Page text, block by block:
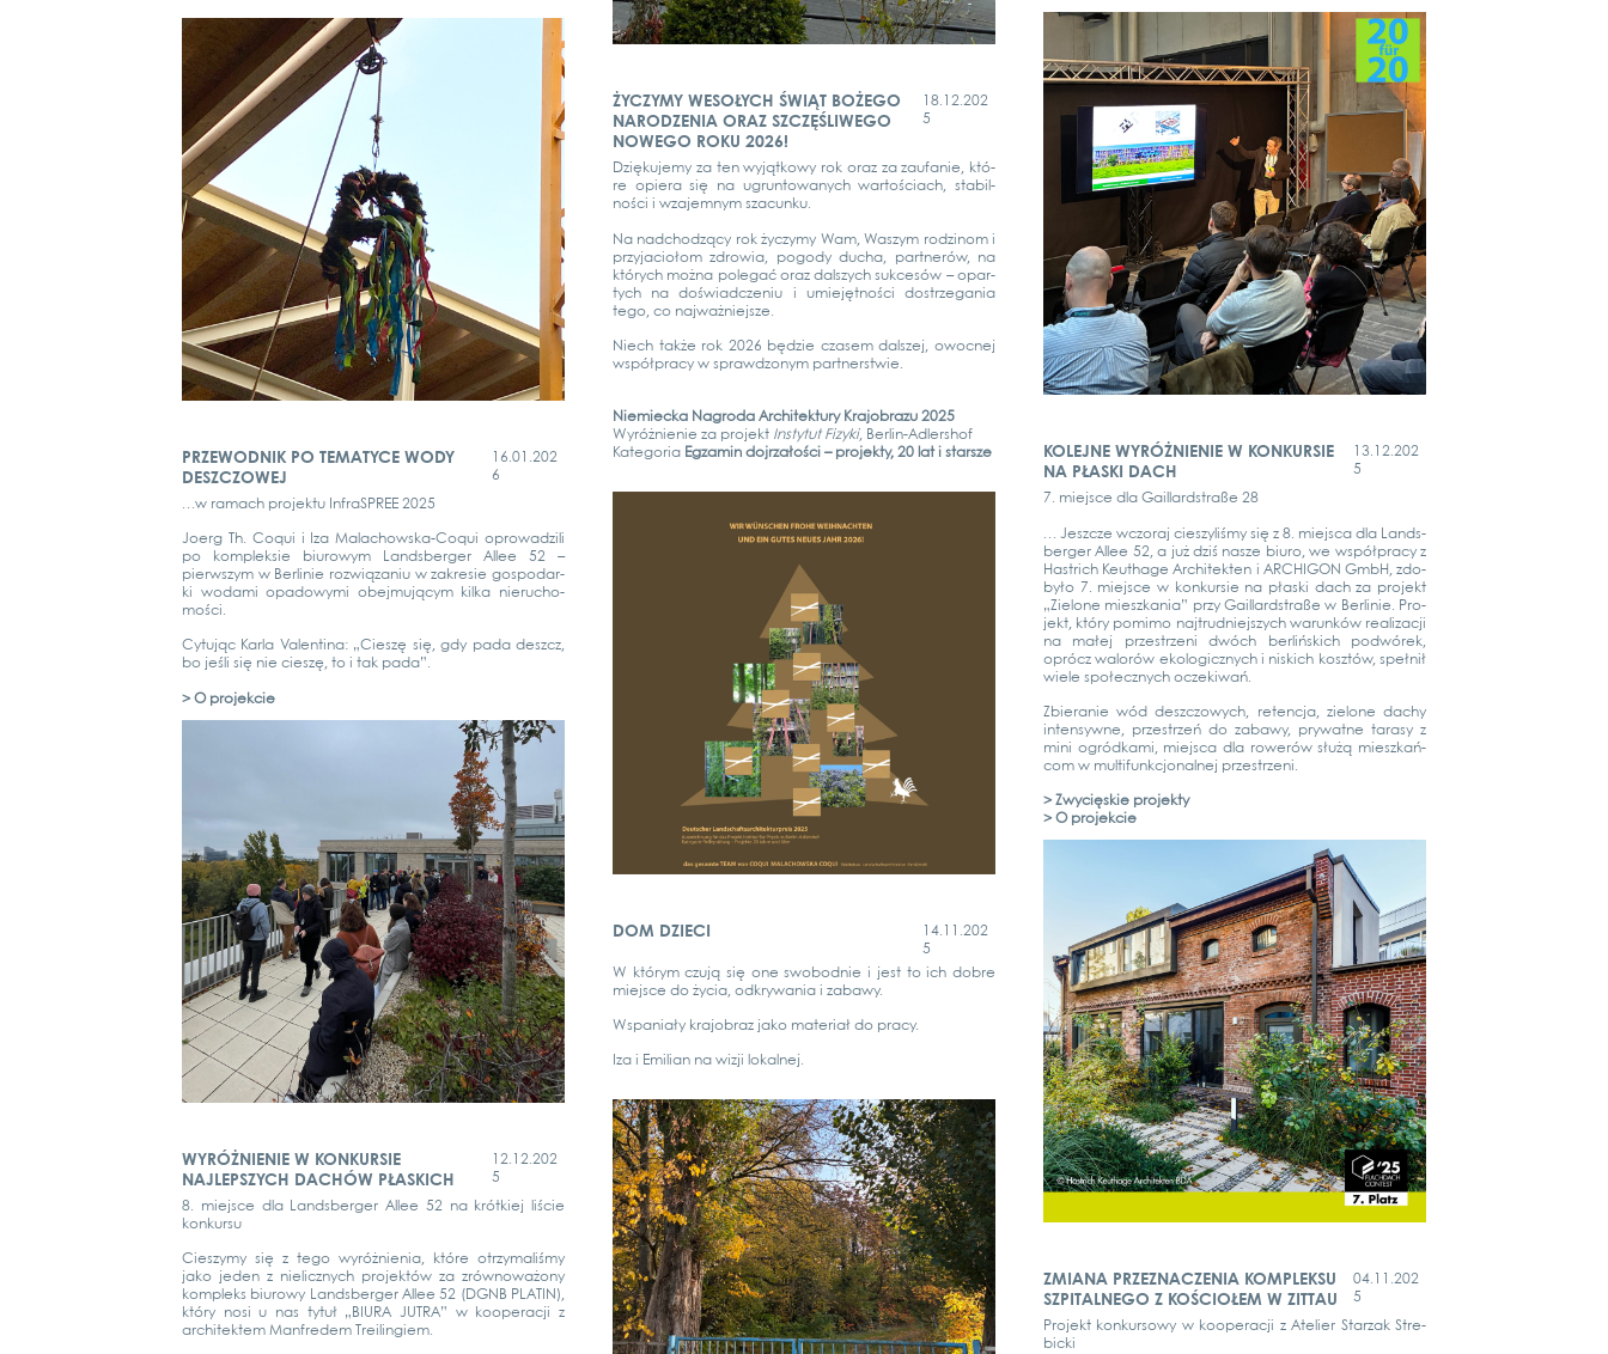
PRZEWODNIK PO TEMATYCE WODY
DESZCZOWEJ
16.01.202
6
…w ramach pro­jektu InfraSPREE 2025
Joerg Th. Coqui i Iza Malachow­s­­ka-Coqui opro­wad­zi­li
po kom­pl­ek­sie biuro­wym Lands­ber­ger Allee 52 –
pierws­zym w Ber­li­nie roz­wią­za­niu w zak­re­sie gos­po­dar­
ki woda­mi opa­do­wy­mi obej­mu­ją­cym kil­ka nie­rucho­
mości.
Cytu­jąc Kar­la Valen­ti­na: „Cies­zę się, gdy pada deszcz,
bo jeś­li się nie cies­zę, to i tak pada”.
> O pro­jek­cie
ŻYCZYMY WESOŁYCH ŚWIĄT BOŻEGO
NARODZENIA ORAZ SZCZĘŚLIWEGO
NOWEGO ROKU 2026!
18.12.202
5
Dzię­ku­je­my za ten wyjąt­ko­wy rok oraz za zaufanie, któ­
re opie­ra się na ugrun­to­wanych war­tościach, sta­bil­
ności i wza­jem­nym sza­cun­ku.
Na nad­chod­zą­cy rok życ­zy­my Wam, Was­zym rod­zi­nom i
przy­ja­ciołom zdro­wia, pogo­dy ducha, part­nerów, na
których moż­na pole­gać oraz dals­zych suk­cesów – opar­
tych na doś­wiad­c­ze­niu i umie­jęt­ności dostrz­e­ga­nia
tego, co naj­waż­nie­js­ze.
Niech także rok 2026 będ­zie cza­sem dals­zej, owo­c­nej
współpra­cy w sprawd­zonym part­nerst­wie.
Nie­mie­cka Nagro­da Archi­tek­tu­ry Kra­jobra­zu 2025
Wyróż­ni­e­nie za pro­jekt Ins­ty­tut Fizy­ki, Ber­­lin-Adler­s­hof
Kate­go­ria Egza­min dojr­załości – pro­jek­ty, 20 lat i star­s­ze
KOLEJNE WYRÓŻNIENIE W KONKURSIE
NA PŁASKI DACH
13.12.202
5
7. mie­j­s­ce dla Gail­lard­stra­ße 28
… Jeszc­ze wcz­o­raj cies­zy­liś­my się z 8. mie­j­s­ca dla Lands­
ber­ger Allee 52, a już dziś nas­ze biuro, we współpra­cy z
Hastrich Keu­tha­ge Archi­tek­ten i ARCHI­GON GmbH, zdo­
by­ło 7. mie­j­s­ce w kon­kur­sie na pła­ski dach za pro­jekt
„Zie­lo­ne mieszka­nia” przy Gail­lard­stra­ße w Ber­li­nie. Pro­
jekt, który pomi­mo naj­trud­nie­js­zych war­un­ków rea­li­zac­ji
na małej przestrze­ni dwóch ber­lińs­kich pod­wó­rek,
oprócz walorów eko­lo­gicz­nych i nis­kich kosz­tów, speł­nił
wie­le społecz­nych ocze­ki­wań.
Zbieranie wód deszc­zowych, reten­c­ja, zie­lo­ne dachy
inten­syw­ne, przestrzeń do zaba­wy, pry­wat­ne tara­sy z
mini ogród­ka­mi, mie­j­s­ca dla rowerów służą mieszkań­
com w mul­ti­funk­c­jo­nal­nej przestrze­ni.
> Zwy­cięs­kie pro­jek­ty
> O pro­jek­cie
WYRÓŻNIENIE W KONKURSIE
NAJLEPSZYCH DACHÓW PŁASKICH
12.12.202
5
8. mie­j­s­ce dla Lands­ber­ger Allee 52 na krót­kiej liście
kon­kur­su
Cies­zy­my się z tego wyróż­ni­enia, któ­re otrzy­ma­liś­my
jako jeden z nie­licz­nych pro­jek­tów za zrów­no­waż­o­ny
kom­pl­eks biuro­wy Lands­ber­ger Allee 52 (DGNB PLA­TIN),
który nosi u nas tytuł „BIURA JUTRA” w koope­rac­ji z
archi­tek­tem Man­fre­dem Trei­lin­giem.
DOM DZIECI
14.11.202
5
W którym czu­ją się one swo­bod­nie i jest to ich dob­re
mie­j­s­ce do życia, odkry­wa­nia i zaba­wy.
Wspa­niały kra­jobraz jako mate­riał do pra­cy.
Iza i Emi­li­an na wiz­ji lokal­nej.
ZMIANA PRZEZNACZENIA KOMPLEKSU
SZPITALNEGO Z KOŚCIOŁEM W ZITTAU
04.11.202
5
Pro­jekt kon­kur­so­wy w koope­rac­ji z Ate­lier Starzak Stre­
bicki